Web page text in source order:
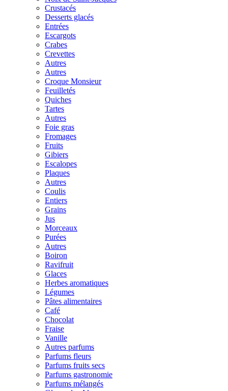
Crustacés
Desserts glacés
Entrées
Escargots
Crabes
Crevettes
Autres
Autres
Croque Monsieur
Feuilletés
Quiches
Tartes
Autres
Foie gras
Fromages
Fruits
Gibiers
Escalopes
Plaques
Autres
Coulis
Entiers
Grains
Jus
Morceaux
Purées
Autres
Boiron
Ravifruit
Glaces
Herbes aromatiques
Légumes
Pâtes alimentaires
Café
Chocolat
Fraise
Vanille
Autres parfums
Parfums fleurs
Parfums fruits secs
Parfums gastronomie
Parfums mélangés